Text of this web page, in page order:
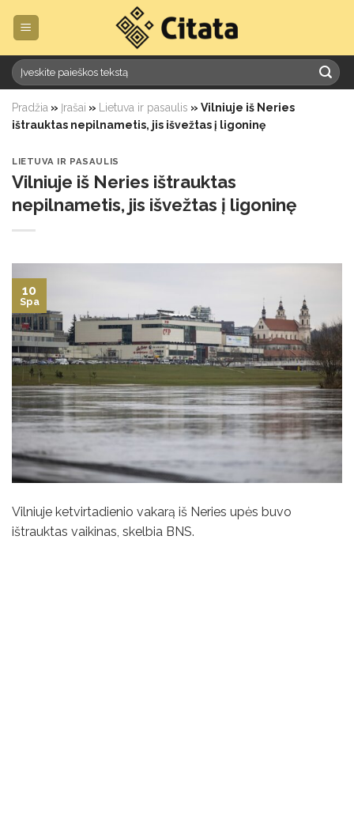
Pradžia » Įrašai » Lietuva ir pasaulis » Vilniuje iš Neries
ištrauktas nepilnametis, jis išvežtas į ligoninę
LIETUVA IR PASAULIS
Vilniuje iš Neries ištrauktas
nepilnametis, jis išvežtas į ligoninę
10
Spa
Vilniuje ketvirtadienio vakarą iš Neries upės buvo
ištrauktas vaikinas, skelbia BNS.